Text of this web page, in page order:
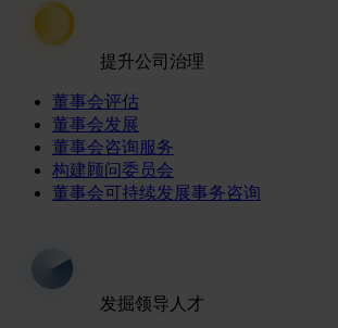
提升公司治理
董事会评估
董事会发展
董事会咨询服务
构建顾问委员会
董事会可持续发展事务咨询
发掘领导人才